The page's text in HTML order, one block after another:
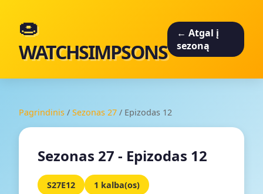
🍩
WATCHSIMPSONS
← Atgal į
sezoną
Pagrindinis / Sezonas 27 / Epizodas 12
Sezonas 27 - Epizodas 12
S27E12 1 kalba(os)